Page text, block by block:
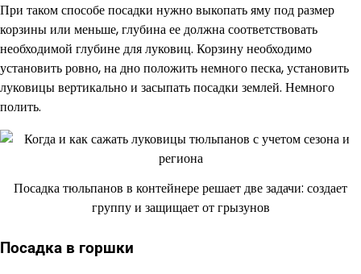
При таком способе посадки нужно выкопать яму под размер
корзины или меньше, глубина ее должна соответствовать
необходимой глубине для луковиц. Корзину необходимо
установить ровно, на дно положить немного песка, установить
луковицы вертикально и засыпать посадки землей. Немного
полить.
Посадка тюльпанов в контейнере решает две задачи: создает
группу и защищает от грызунов
Посадка в горшки